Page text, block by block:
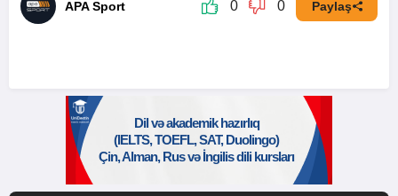
APA Sport 0 0 Paylaş